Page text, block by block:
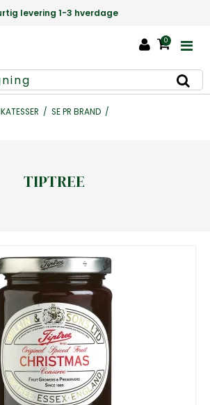
største udvalg af te +1000 slags
0
/ SE PR BRAND /
TIPTREE